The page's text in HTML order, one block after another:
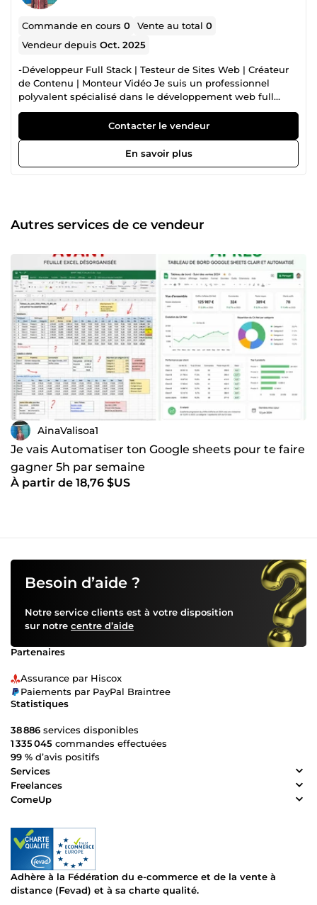
Commande en cours0 Vente au total0
Vendeur depuisOct. 2025
-Développeur Full Stack | Testeur de Sites Web | Créateur
de Contenu | Monteur Vidéo Je suis un professionnel
polyvalent spécialisé dans le développement web full
stack, la création de contenu, et le montage vidéo. Avec
une maîtrise approfondie des outils tels qu'Adobe
Premiere Pro, CapCut, et bien d'autres, je suis capable de
transformer vos idées en réalisations concrètes et
percutantes. Mes services incluent : Développement Full
Création de Contenu: Production de contenus visuels et
multimédias engageants. Montage Vidéo: Réalisation de
rendu de haute qualité. Création de Logos : Design de
logos uniques et mémorables pour renforcer votre identité
visuelle. Que vous ayez besoin d'un site web dynamique,
d'un contenu captivant, ou d'une vidéo percutante, je suis
là pour vous accompagner dans la concrétisation de vos
projets. N'hésitez pas à me contacter pour discuter de vos
besoins !
Contacter le vendeur
En savoir plus
Autres services de ce vendeur
AinaValisoa1
Je vais Automatiser ton Google sheets pour te faire
gagner 5h par semaine
À partir de 18,76 $US
Besoin d’aide ?
Notre service clients est à votre disposition
sur notre centre d’aide
Partenaires
Assurance par Hiscox
Paiements par PayPal Braintree
Statistiques
38 886 services disponibles
1 335 045 commandes effectuées
99 % d’avis positifs
Services
Freelances
ComeUp
Adhère à la Fédération du e-commerce et de la vente à
distance (Fevad) et à sa charte qualité.